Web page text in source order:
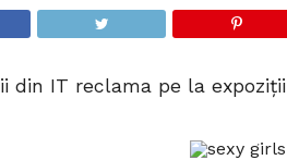
din IT reclama pe la expoziţii